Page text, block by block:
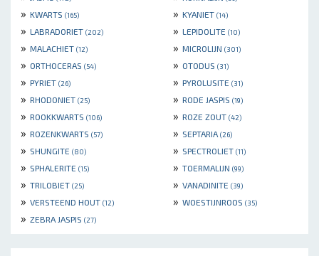
» KWARTS (165) » KYANIET (14)
» LABRADORIET (202) » LEPIDOLITE (10)
» MALACHIET (12) » MICROLIJN (301)
» ORTHOCERAS (54) » OTODUS (31)
» PYRIET (26) » PYROLUSITE (31)
» RHODONIET (25) » RODE JASPIS (19)
» ROOKKWARTS (106) » ROZE ZOUT (42)
» ROZENKWARTS (57) » SEPTARIA (26)
» SHUNGITE (80) » SPECTROLIET (11)
» SPHALERITE (15) » TOERMALIJN (99)
» TRILOBIET (25) » VANADINITE (39)
» VERSTEEND HOUT (12) » WOESTIJNROOS (35)
» ZEBRA JASPIS (27)